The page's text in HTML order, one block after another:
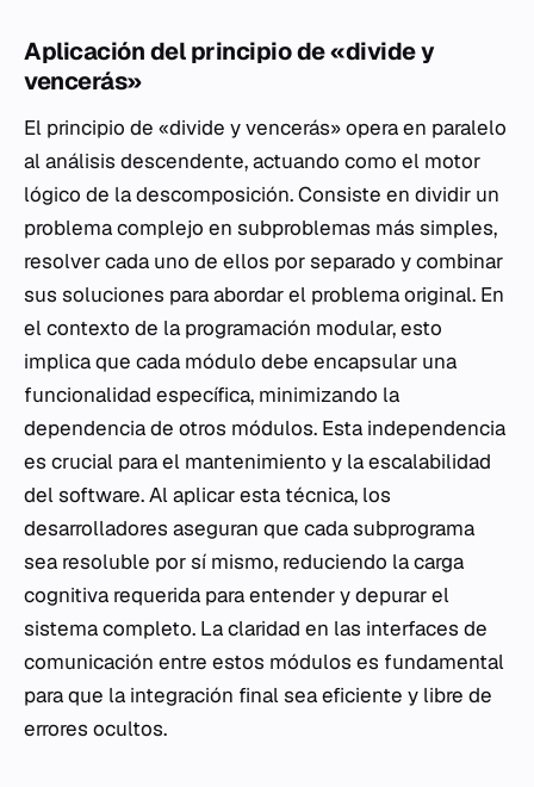
Aplicación del principio de «divide y
vencerás»
El principio de «divide y vencerás» opera en paralelo
al análisis descendente, actuando como el motor
lógico de la descomposición. Consiste en dividir un
problema complejo en subproblemas más simples,
resolver cada uno de ellos por separado y combinar
sus soluciones para abordar el problema original. En
el contexto de la programación modular, esto
implica que cada módulo debe encapsular una
funcionalidad específica, minimizando la
dependencia de otros módulos. Esta independencia
es crucial para el mantenimiento y la escalabilidad
del software. Al aplicar esta técnica, los
desarrolladores aseguran que cada subprograma
sea resoluble por sí mismo, reduciendo la carga
cognitiva requerida para entender y depurar el
sistema completo. La claridad en las interfaces de
comunicación entre estos módulos es fundamental
para que la integración final sea eficiente y libre de
errores ocultos.